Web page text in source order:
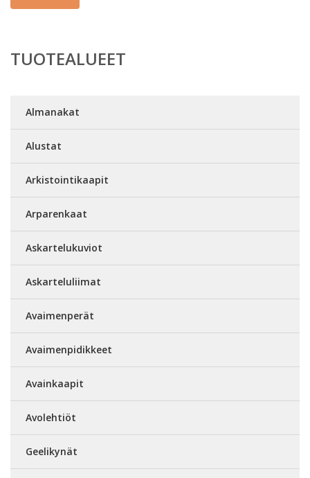
TUOTEALUEET
Almanakat
Alustat
Arkistointikaapit
Arparenkaat
Askartelukuviot
Askarteluliimat
Avaimenperät
Avaimenpidikkeet
Avainkaapit
Avolehtiöt
Geelikynät